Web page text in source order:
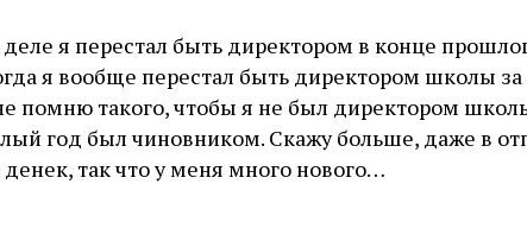
я перестал быть директором в конце
я вообще перестал быть директором школы за
помню такого, чтобы я не был директором
год был чиновником. Скажу больше, даже в
так что у меня много нового…